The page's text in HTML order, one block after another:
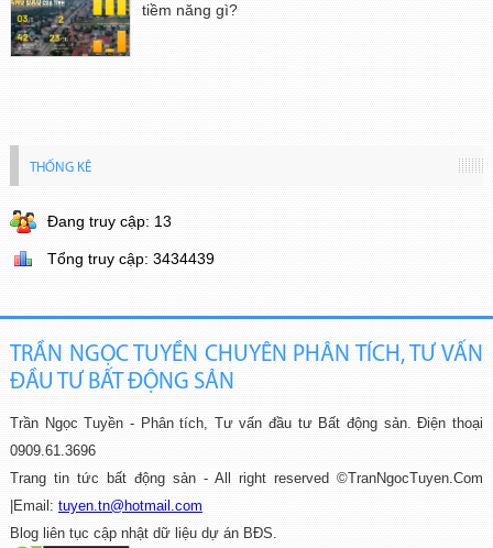
tiềm năng gì?
THỐNG KÊ
Đang truy cập: 13
Tổng truy cập: 3434439
TRẦN NGỌC TUYỀN CHUYÊN PHÂN TÍCH, TƯ VẤN
ĐẦU TƯ BẤT ĐỘNG SẢN
Trần Ngọc Tuyền - Phân tích, Tư vấn đầu tư Bất động sản. Điện thoại
0909.61.3696
Trang tin tức bất động sản - All right reserved ©TranNgocTuyen.Com
Email: tuyen.tn@hotmail.com
Blog liên tục cập nhật dữ liệu dự án BĐS.